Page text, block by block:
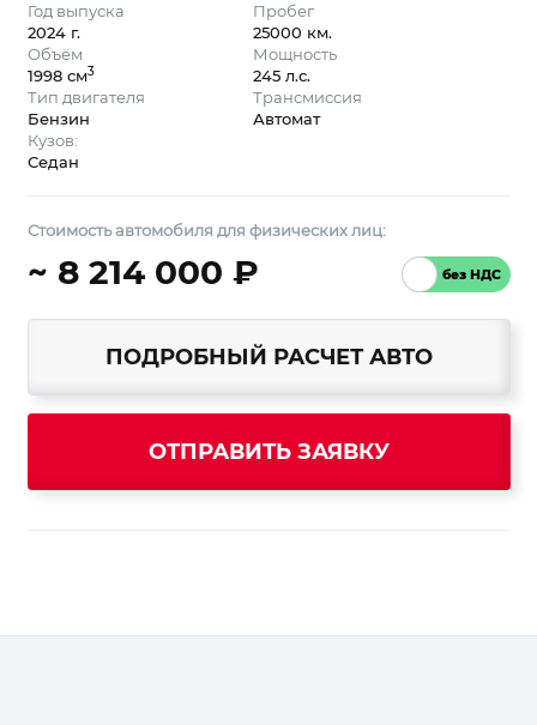
Год выпуска
2024 г.
Пробег
25000 км.
Объём
1998 см3
Мощность
245 л.с.
Тип двигателя
Бензин
Трансмиссия
Автомат
Кузов:
Седан
Стоимость автомобиля для физических лиц:
~ 8 214 000 ₽
ПОДРОБНЫЙ РАСЧЕТ АВТО
ОТПРАВИТЬ ЗАЯВКУ